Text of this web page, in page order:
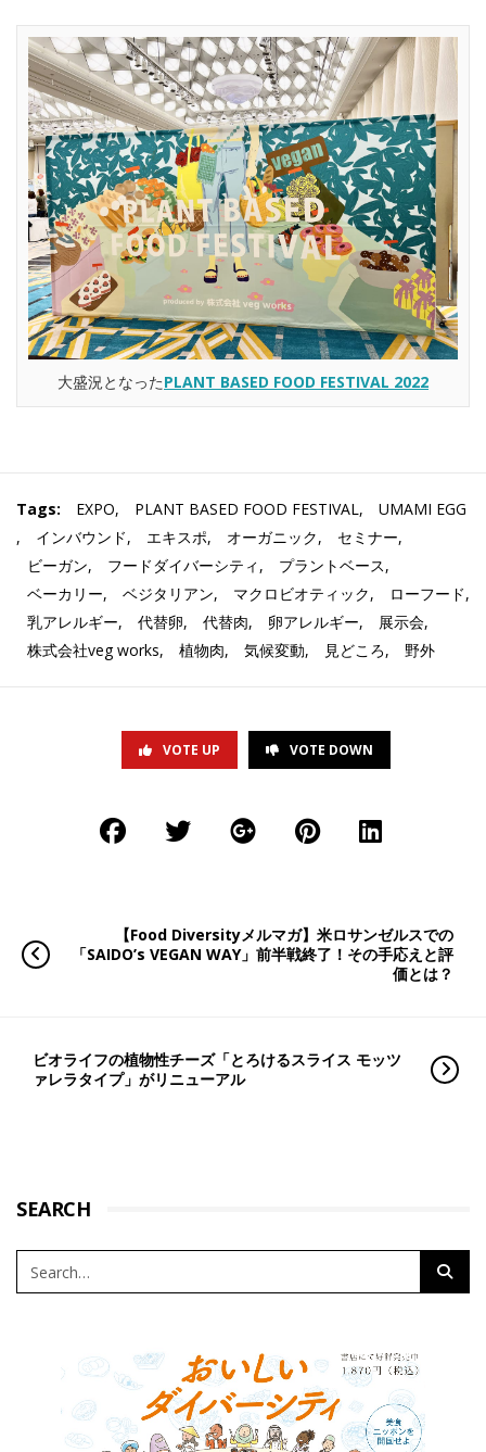
大盛況となったPLANT BASED FOOD FESTIVAL 2022
Tags: EXPO, PLANT BASED FOOD FESTIVAL,
UMAMI EGG
,
インバウンド, エキスポ, オーガニック, セミナー,
ビーガン, フードダイバーシティ , プラントベース,
ベーカリー, ベジタリアン, マクロビオティック, ローフード,
乳アレルギー, 代替卵, 代替肉, 卵アレルギー, 展示会,
株式会社veg works, 植物肉, 気候変動, 見どころ, 野外
VOTE UP VOTE DOWN
【Food Diversityメルマガ】米ロサンゼルスでの
「SAIDO’s VEGAN WAY」前半戦終了！その手応えと評
価とは？
ビオライフの植物性チーズ「とろけるスライス モッツ
ァレラタイプ」がリニューアル
SEARCH